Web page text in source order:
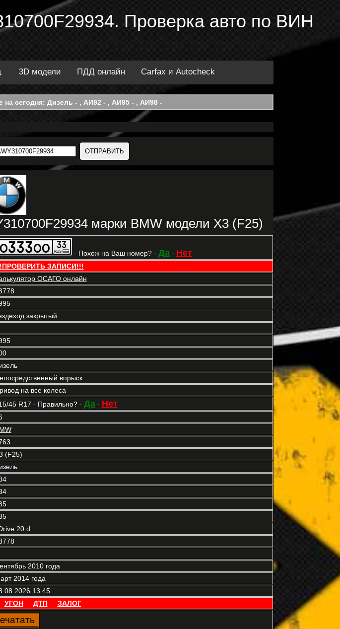
Проверка авто по ВИН
3D модели ПДД онлайн Carfax и Autocheck
на сегодня: Дизель - , АИ92 - , АИ95 - , АИ98 -
марки BMW модели X3 (F25)
- Похож на Ваш номер? - Да- Нет
ЗАПИСИ!!!
ОСАГО онлайн
закрытый
впрыск
на все колеса
45 R17 - Правильно? - Да- Нет
(F25)
20 d
2010 года
2014 года
13:45
УГОН ДТП ЗАЛОГ